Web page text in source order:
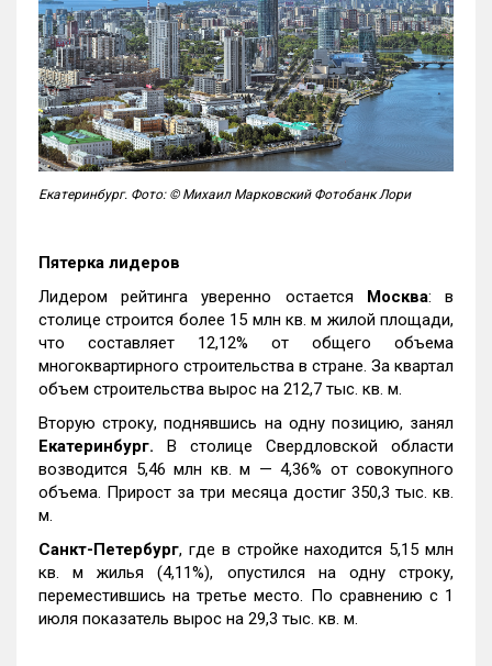
Екатеринбург. Фото: © Михаил Марковский Фотобанк Лори
Пятерка лидеров
Лидером рейтинга уверенно остается Москва: в
столице строится более 15 млн кв. м жилой площади,
что составляет 12,12% от общего объема
многоквартирного строительства в стране. За квартал
объем строительства вырос на 212,7 тыс. кв. м.
Вторую строку, поднявшись на одну позицию, занял
Екатеринбург. В столице Свердловской области
возводится 5,46 млн кв. м — 4,36% от совокупного
объема. Прирост за три месяца достиг 350,3 тыс. кв.
м.
Санкт-Петербург, где в стройке находится 5,15 млн
кв. м жилья (4,11%), опустился на одну строку,
переместившись на третье место. По сравнению с 1
июля показатель вырос на 29,3 тыс. кв. м.